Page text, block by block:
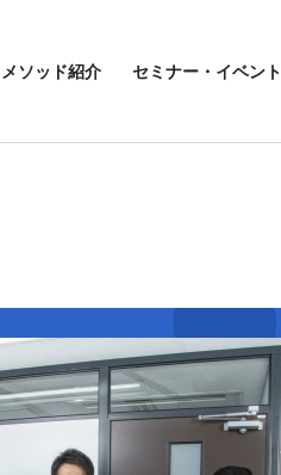
メソッド紹介 セミナー・イベント